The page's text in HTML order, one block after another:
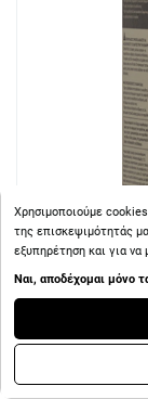
Apivita My
Κρέμα
Χρησιμοποιούμε
της επισκεψιμότητάς
εξυπηρέτηση και για να
Ναι, αποδέχομαι μόνο